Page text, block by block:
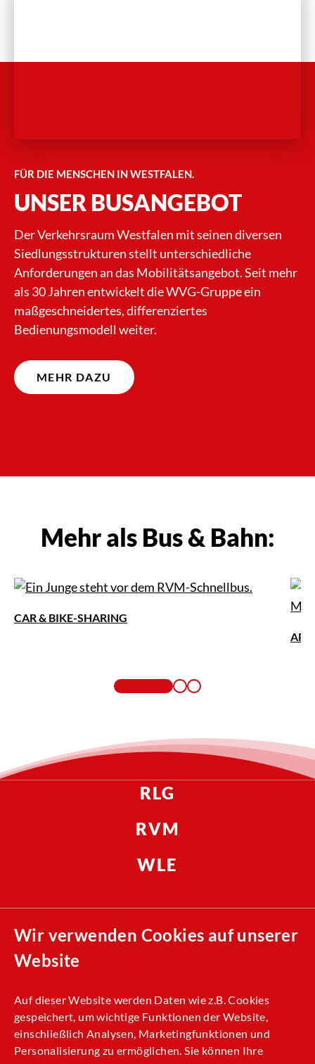
Wir verwenden Cookies auf unserer
Website
Auf dieser Website werden Daten wie z.B. Cookies
gespeichert, um wichtige Funktionen der Website,
einschließlich Analysen, Marketingfunktionen und
Personalisierung zu ermöglichen. Sie können Ihre
FÜR DIE MENSCHEN IN WESTFALEN.
UNSER BUSANGEBOT
Der Verkehrsraum Westfalen mit seinen diversen
Siedlungsstrukturen stellt unterschiedliche
Anforderungen an das Mobilitätsangebot. Seit mehr
als 30 Jahren entwickelt die WVG-Gruppe ein
maßgeschneidertes, differenziertes
Bedienungsmodell weiter.
MEHR DAZU
Mehr als Bus & Bahn:
CAR & BIKE-SHARING
RLG
RVM
WLE
AEB
Nachhaltigkeit
Impressum
Datenschutz